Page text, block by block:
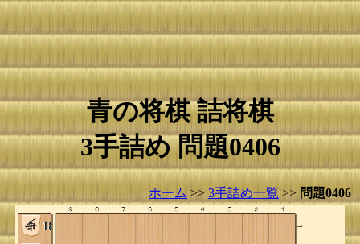
青の将棋 詰将棋
3手詰め 問題0406
ホーム >> 3手詰め一覧 >> 問題0406